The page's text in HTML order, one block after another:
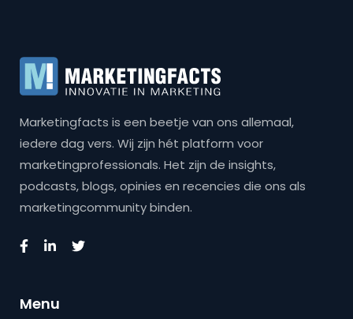
Marketingfacts is een beetje van ons allemaal,
iedere dag vers. Wij zijn hét platform voor
marketingprofessionals. Het zijn de insights,
podcasts, blogs, opinies en recencies die ons als
marketingcommunity binden.
Menu